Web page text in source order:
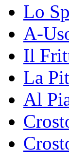
Lo
A-
Il
La
Al